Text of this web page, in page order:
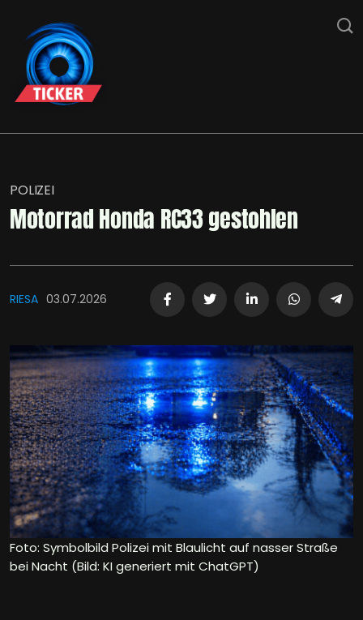
POLIZEI
Motorrad Honda RC33 gestohlen
RIESA 03.07.2026
Foto: Symbolbild Polizei mit Blaulicht auf nasser Straße
bei Nacht (Bild: KI generiert mit ChatGPT)